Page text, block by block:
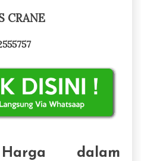
CRANE
dalam